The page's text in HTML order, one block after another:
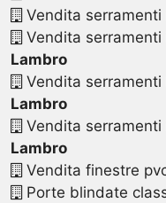
Vendita serramenti
Vendita serramenti
Lambro
Vendita
Lambro
Vendita serramenti
Lambro
Vendita finestre
Porte blindate